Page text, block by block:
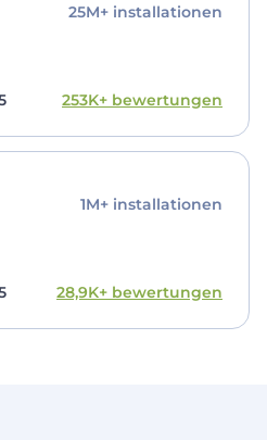
25M+ installationen
253K+ bewertungen
1M+ installationen
28,9K+ bewertungen